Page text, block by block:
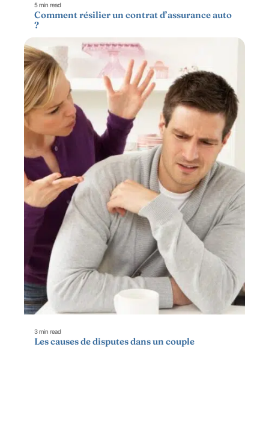
5 min read
Comment résilier un contrat d’assurance auto
?
3 min read
Les causes de disputes dans un couple